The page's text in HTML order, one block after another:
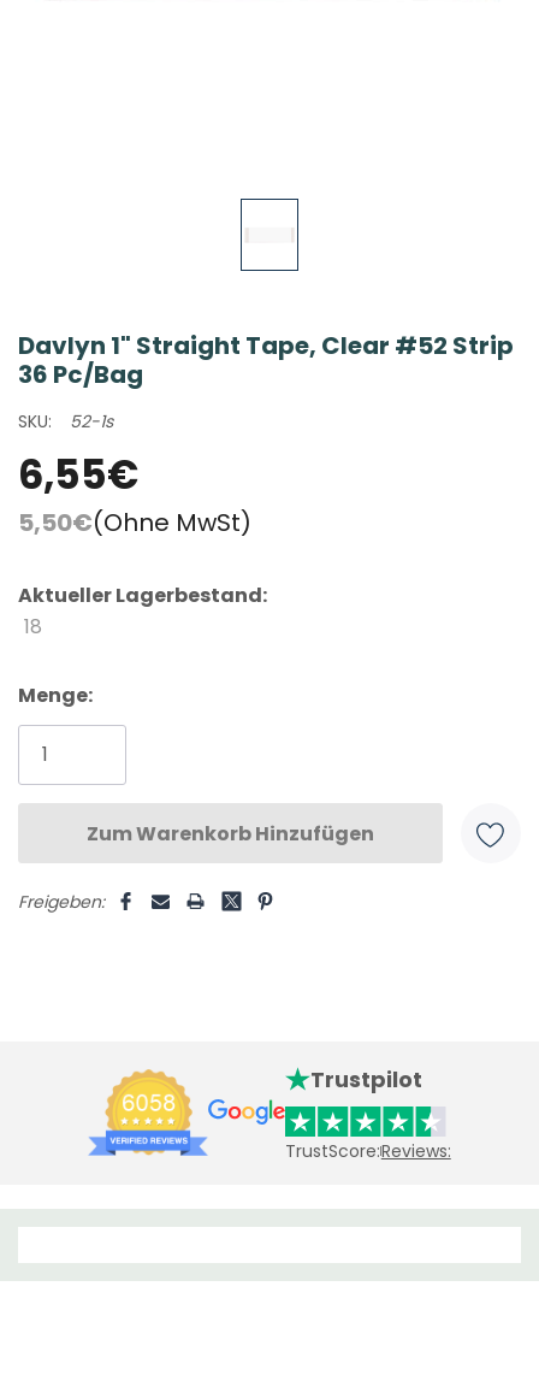
Davlyn 1" Straight Tape, Clear #52 Strip
36 Pc/bag
SKU: 52-1s
6,55€
5,50€(Ohne MwSt)
Aktueller Lagerbestand:
18
Menge:
Freigeben:
Trustpilot
TrustScore:Reviews: